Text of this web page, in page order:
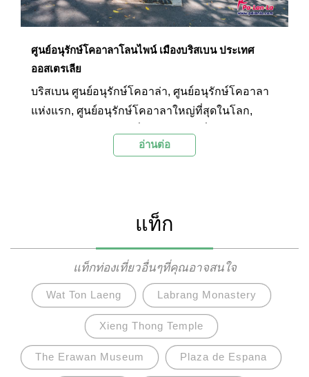
ศูนย์อนุรักษ์โคอาลาโลนไพน์ เมืองบริสเบน ประเทศ
ออสเตรเลีย
บริสเบน ศูนย์อนุรักษ์โคอาล่า, ศูนย์อนุรักษ์โคอาลา
แห่งแรก, ศูนย์อนุรักษ์โคอาลาใหญ่ที่สุดในโลก,
แลนด์, เที่ยวออสเตรเลียอ่านต่อ
แท็ก
แท็กท่องเที่ยวอื่นๆที่คุณอาจสนใจ
Wat Ton Laeng Labrang Monastery
Xieng Thong Temple
The Erawan Museum Plaza de Espana